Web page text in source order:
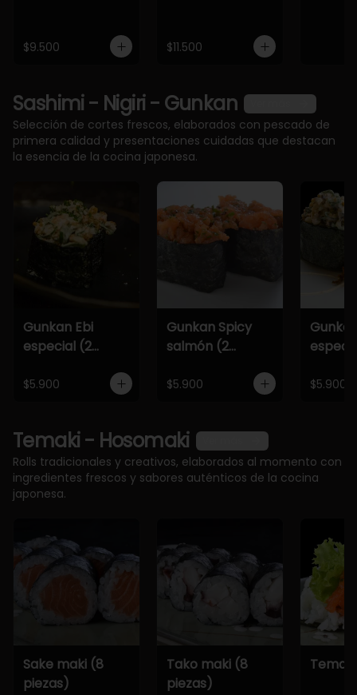
$9.500 $11.500
Sashimi - Nigiri - Gunkan
Selección de cortes frescos, elaborados con pescado de
primera calidad y presentaciones cuidadas que destacan
la esencia de la cocina japonesa.
Gunkan Ebi
especial (2
$5.900
Gunkan Spicy
salmón (2
$5.900 $5.900
Temaki - Hosomaki
Rolls tradicionales y creativos, elaborados al momento con
ingredientes frescos y sabores auténticos de la cocina
japonesa.
Sake maki (8
piezas)
Tako maki (8
piezas)